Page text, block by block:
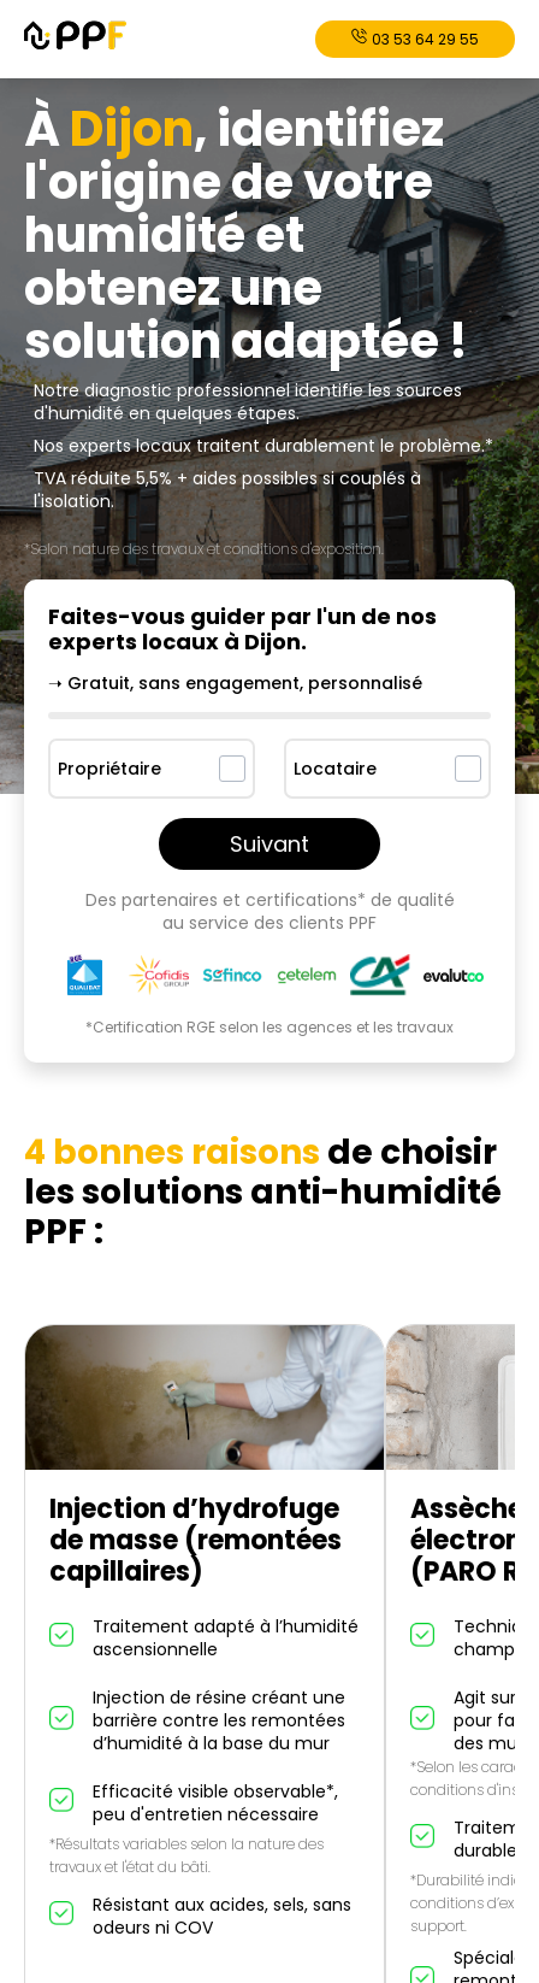
03 53 64 29 55
ÀDijon, identifiez
l'origine de votre
humidité et
obtenez une
solution adaptée !
Notre diagnostic professionnel identifie les sources
d'humidité en quelques étapes.
Nos experts locaux traitent durablement le problème.*
TVA réduite 5,5% + aides possibles si couplés à
l'isolation.
*Selon nature des travaux et conditions d'exposition.
Faites-vous guider par l'un de nos
experts locaux à Dijon.
➝ Gratuit, sans engagement, personnalisé
Propriétaire Locataire
Suivant
Des partenaires et certifications* de qualité
au service des clients PPF
*Certification RGE selon les agences et les travaux
4 bonnes raisons de choisir
les solutions anti-humidité
PPF :
Injection d’hydrofuge
de masse (remontées
capillaires)
Traitement adapté à l’humidité
ascensionnelle
Injection de résine créant une
barrière contre les remontées
d’humidité à la base du mur
Efficacité visible observable*,
peu d'entretien nécessaire
*Résultats variables selon la nature des
travaux et l'état du bâti.
Résistant aux acides, sels, sans
odeurs ni COV
(PARO
champ
Agit sur
pour
des murs*
*Selon les
conditions
durable*
*Durabilité
conditions
support.